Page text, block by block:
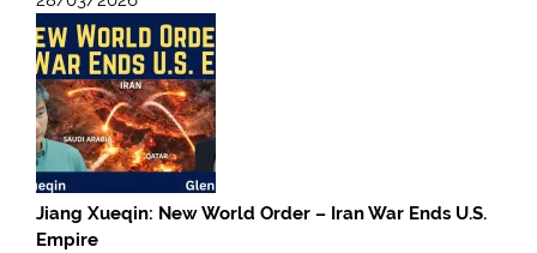
Jiang Xueqin: New World Order – Iran War Ends U.S.
Empire